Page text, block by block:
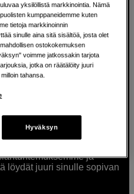
jo vuodesta
jo yli 40 vuoden ajan
visioitaan.
ja tuotteita
äänen, videokuvauksen ja
Oikeilla työkaluilla ideat
sinua valitsemaan
ja
löydät juuri sinulle sopivan
yksilöllistä markkinointia. Nämä
kumppaneidemme kuten
tietoja markkinoinnin
sinulle aina sitä sisältöä, josta olet
ostokokemuksen
voimme jatkossakin tarjota
jotka on räätälöity juuri
tahansa.
Hyväksyn